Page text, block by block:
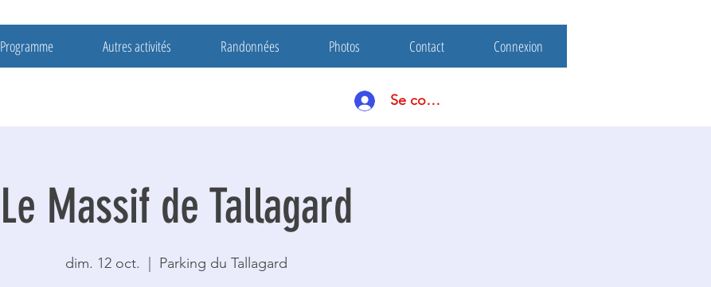
Programme Autres activités Randonnées Photos Contact Connexion
Se connecter
Le Massif de Tallagard
dim. 12 oct. Parking du Tallagard